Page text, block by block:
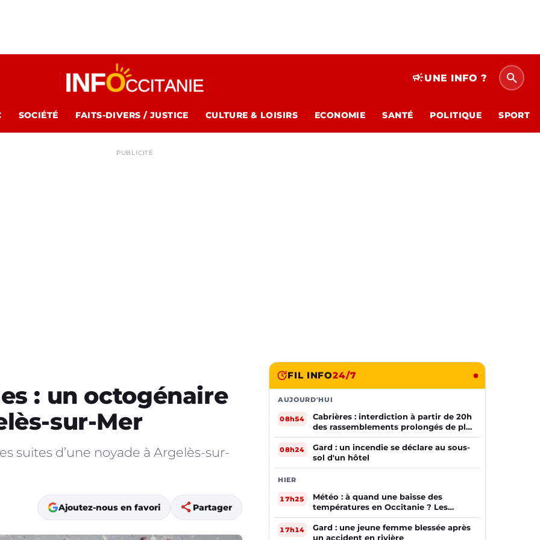
campaignUNE INFO ? search
SOCIÉTÉ FAITS-DIVERS / JUSTICE CULTURE & LOISIRS ECONOMIE SANTÉ POLITIQUE SPORT
PUBLICITÉ
: un octogénaire
sur-Mer
suites d’une noyade à Argelès-sur-
Ajoutez-nous en favori share Partager
FIL INFO24/7
AUJOURD'HUI
08h54
Cabrières : interdiction à partir de 20h
des rassemblements prolongés de plus
de deux mineurs non accompagnés
d'un adulte
08h24
Gard : un incendie se déclare au sous-
sol d'un hôtel
HIER
17h25
Météo : à quand une baisse des
températures en Occitanie ? Les
prévisions
17h14
Gard : une jeune femme blessée après
un accident en rivière